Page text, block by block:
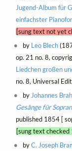
Jugend-Album für
einfachster
[sung text not yet
by Leo Blech
op. 21 no. 8,
Liedchen großen
no. 8, Universal
by Johannes
Gesänge für
published 1854 [
[sung text checked
byC. Joseph